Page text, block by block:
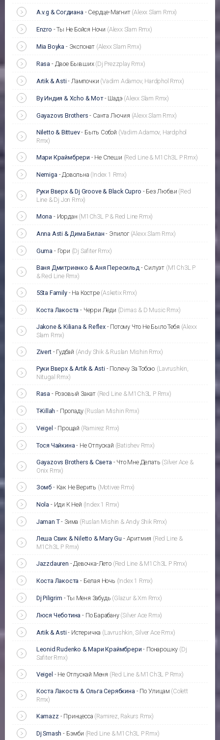
A.v.g & Согдиана - Сердце-Магнит (Alexx Slam Rmx)
Enzro -Ты Не Бойся Ночи (Alexx Slam Rmx)
Mia Boyka - Экспонат (Alexx Slam Rmx)
Rasa - Двое Бывших (Dj Prezzplay Rmx)
Artik & Asti - Лампочки (Vadim Adamov, Hardphol Rmx)
By Индия & Xcho & Мот- Шадэ (Alexx Slam Rmx)
Gayazovs Brothers - Санта Лючия (Alexx Slam Rmx)
Niletto & Bittuev- Быть Собой (Vadim Adamov, Hardphol
Rmx)
Мари Краймбрери - Не Спеши (Red Line & M1Ch3L P Rmx)
Nemiga -Довольна (Index 1 Rmx)
Руки Вверх & Dj Groove & Black Cupro - Без Любви (Red
Line & Dj Jon Rmx)
Mona - Иордан (M1Ch3L P & Red Line Rmx)
Anna Asti & Дима Билан - Эпилог (Alexx Slam Rmx)
Guma - Гори (Dj Safiter Rmx)
Ваня Дмитриенко & Аня Пересильд- Силуэт (M1Ch3L P
& Red Line Rmx)
5Sta Family- На Костре (Asketix Rmx)
Коста Лакоста - Черри Леди (Dimas & D Music Rmx)
Jakone & Kiliana & Reflex- Потому Что Не Было Тебя (Alexx
Slam Rmx)
Zivert- Гудбай (Andy Shik & Ruslan Mishin Rmx)
Руки Вверх & Artik & Asti - Полечу За Тобою (Lavrushkin,
Nitugal Rmx)
Rasa - Розовый Закат (Red Line & M1Ch3L P Rmx)
T-Killah - Пропаду (Ruslan Mishin Rmx)
Veigel - Прощай (Ramirez Rmx)
Тося Чайкина - Не Отпускай (Batishev Rmx)
Gayazovs Brothers & Света - Что Мне Делать (Silver Ace &
Onix Rmx)
Зомб - Как Не Верить (Motivee Rmx)
Nola - Иди К Ней (Index 1 Rmx)
Jaman T- Зима (Ruslan Mishin & Andy Shik Rmx)
Леша Свик & Niletto & Mary Gu - Аритмия (Red Line &
M1Ch3L P Rmx)
Jazzdauren -Девочка-Лето (Red Line & M1Ch3L P Rmx)
Коста Лакоста - Белая Ночь (Index 1 Rmx)
Dj Piligrim -Ты Меня Забудь (Glazur & Xm Rmx)
Люся Чеботина - По Барабану (Silver Ace Rmx)
Artik & Asti - Истеричка (Lavrushkin, Silver Ace Rmx)
Leonid Rudenko & Мари Краймбрери - Понарошку (Dj
Safiter Rmx)
Veigel - Не Отпускай Меня (Red Line & M1Ch3L P Rmx)
Коста Лакоста & Ольга Серябкина - По Улицам (Colett
Rmx)
Kamazz- Принцесса (Ramirez, Rakurs Rmx)
Dj Smash - Бэмби (Red Line & M1Ch3L P Rmx)